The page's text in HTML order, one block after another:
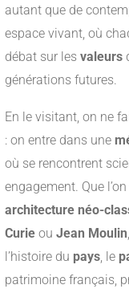
autant que de
espace vivant, où
débat sur les valeurs
générations futures.
En le visitant, on ne
: on entre dans une
où se rencontrent
engagement. Que
architecture néo-
Curie ou Jean Moulin
l’histoire du pays, le
patrimoine français,